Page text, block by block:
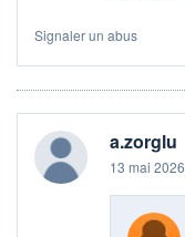
Signaler un abus
a.zorglu
13 mai 2026